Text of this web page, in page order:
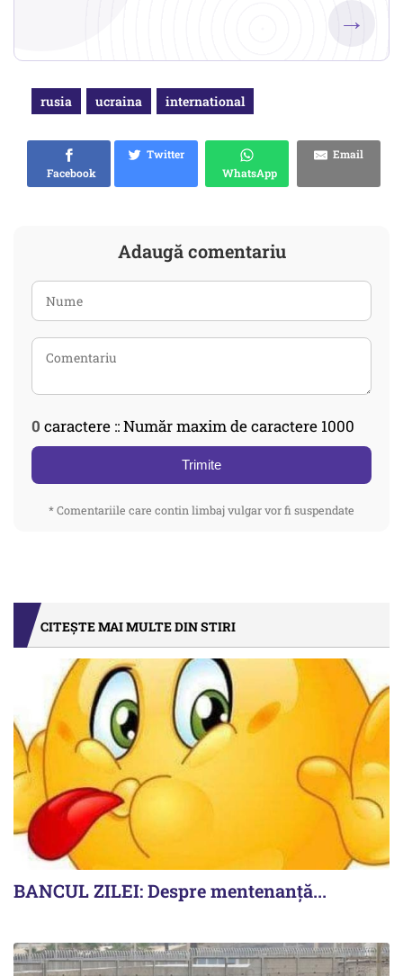
→
rusia ucraina international
Facebook
Twitter
WhatsApp
Email
Adaugă comentariu
0 caractere :: Număr maxim de caractere 1000
Trimite
* Comentariile care contin limbaj vulgar vor fi suspendate
CITEȘTE MAI MULTE DIN STIRI
BANCUL ZILEI: Despre mentenanță...